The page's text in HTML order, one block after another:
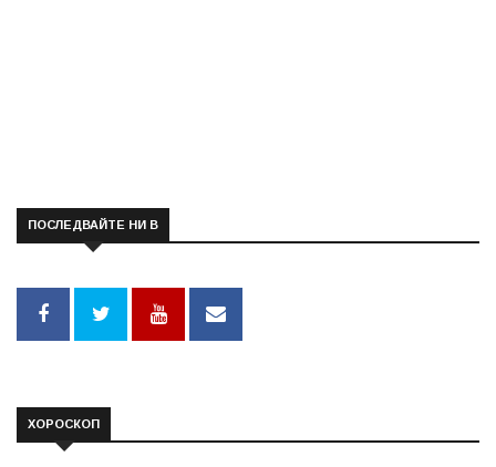
ПОСЛЕДВАЙТЕ НИ В
ХОРОСКОП